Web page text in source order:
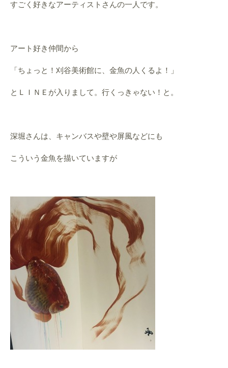
すごく好きなアーティストさんの一人です。
アート好き仲間から
「ちょっと！刈谷美術館に、金魚の人くるよ！」
とＬＩＮＥが入りまして。行くっきゃない！と。
深堀さんは、キャンバスや壁や屏風などにも
こういう金魚を描いていますが